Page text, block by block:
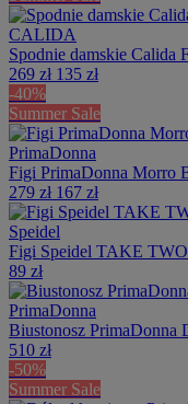
CALIDA
Spodnie damskie Calida
269 zł 135 zł
-40%
Summer Sale
PrimaDonna
Figi PrimaDonna Morro
279 zł 167 zł
Speidel
Figi Speidel TAKE
89 zł
PrimaDonna
Biustonosz PrimaDonna
510 zł
-50%
Summer Sale